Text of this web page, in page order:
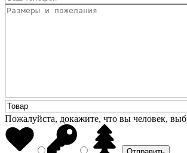
Пожалуйста, докажите, что вы человек,